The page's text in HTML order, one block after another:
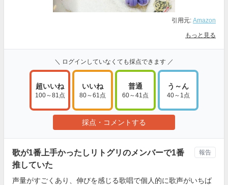
引用元: Amazon
もっと見る
＼ ログインしていなくても採点できます ／
超いいね
100～81点
いいね
80～61点
普通
60～41点
う～ん
40～1点
採点・コメントする
歌が1番上手かったしリトグリのメンバーで1番
推していた
声量がすごくあり、伸びを感じる歌唱で個人的に歌声がいちば
報告